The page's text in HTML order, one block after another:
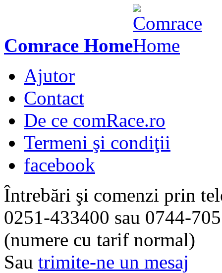
Comrace Home
Ajutor
Contact
De ce comRace.ro
Termeni şi condiţii
facebook
Întrebări şi comenzi prin
0251-433400 sau 0744-
(numere cu tarif normal)
Sau trimite-ne un mesaj